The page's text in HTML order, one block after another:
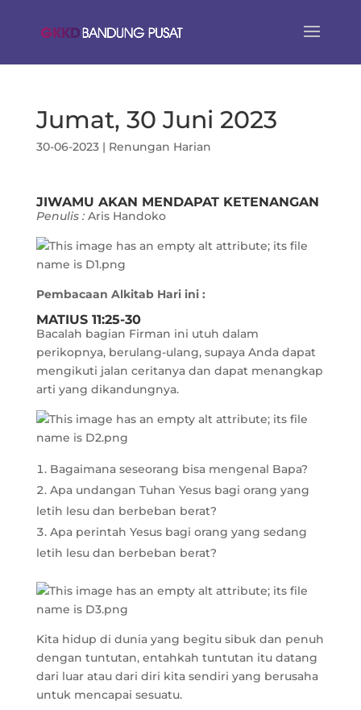
Jumat, 30 Juni 2023
30-06-2023| Renungan Harian
JIWAMU AKAN MENDAPAT KETENANGAN
Penulis : Aris Handoko
Pembacaan Alkitab Hari ini :
MATIUS 11:25-30
Bacalah bagian Firman ini utuh dalam
perikopnya, berulang-ulang, supaya Anda dapat
mengikuti jalan ceritanya dan dapat menangkap
arti yang dikandungnya.
Bagaimana seseorang bisa mengenal Bapa?
Apa undangan Tuhan Yesus bagi orang yang
letih lesu dan berbeban berat?
Apa perintah Yesus bagi orang yang sedang
letih lesu dan berbeban berat?
Kita hidup di dunia yang begitu sibuk dan penuh
dengan tuntutan, entahkah tuntutan itu datang
dari luar atau dari diri kita sendiri yang berusaha
untuk mencapai sesuatu.